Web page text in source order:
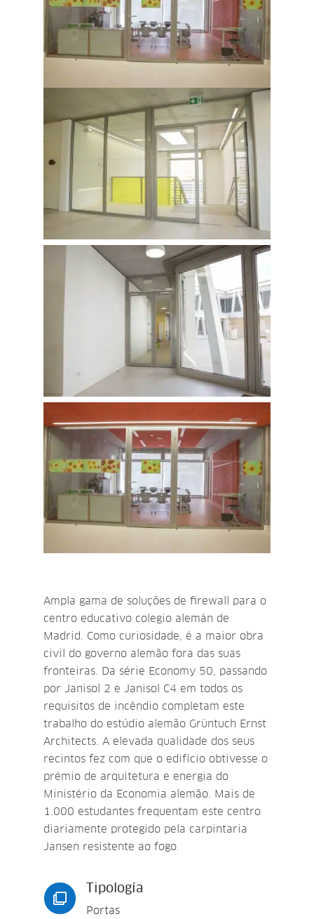
Ampla gama de soluções de firewall para o
centro educativo colegio alemán de
Madrid. Como curiosidade, é a maior obra
civil do governo alemão fora das suas
fronteiras. Da série Economy 50, passando
por Janisol 2 e Janisol C4 em todos os
requisitos de incêndio completam este
trabalho do estúdio alemão Grüntuch Ernst
Architects. A elevada qualidade dos seus
recintos fez com que o edifício obtivesse o
prémio de arquitetura e energia do
Ministério da Economia alemão. Mais de
1.000 estudantes frequentam este centro
diariamente protegido pela carpintaria
Jansen resistente ao fogo.

Tipología
Portas